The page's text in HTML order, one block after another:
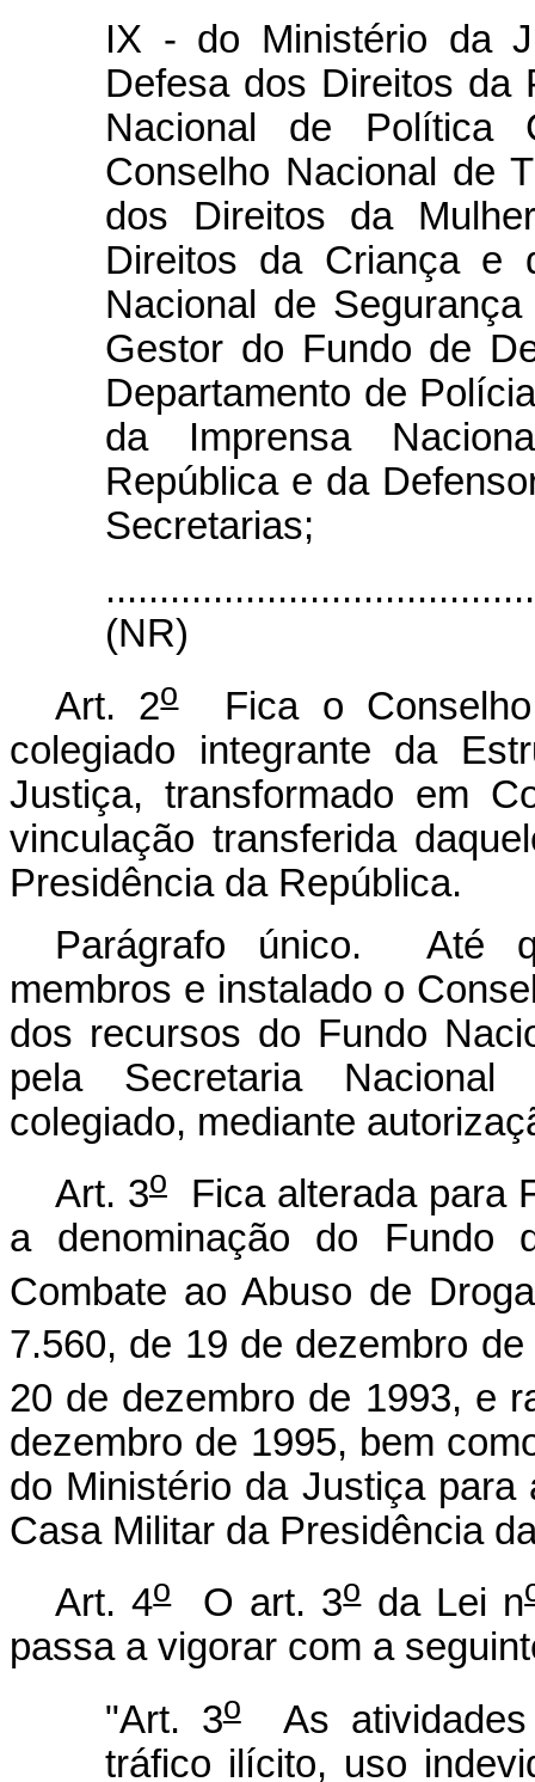
IX - do Ministério da
Defesa dos Direitos da
Nacional de Política
Conselho Nacional de
dos Direitos da
Direitos da Criança e
Nacional de
Gestor do Fundo de
Departamento de
da Imprensa
República e da
Secretarias;
(NR)
Art. 2oFica o Conselho
colegiado integrante da
Justiça, transformado em
vinculação transferida
Presidência da República.
Parágrafo único. Até
membros e instalado o
dos recursos do Fundo
pela Secretaria
colegiado, mediante
Art. 3o
Fica alterada para
a denominação do Fundo
Combate ao Abuso de
7.560, de 19 de dezembro
20 de dezembro de 1993, e
dezembro de 1995, bem
do Ministério da Justiça
Casa Militar da Presidência
Art. 4oO art. 3oda Lei n
passa a vigorar com a
"Art. 3oAs atividades
tráfico ilícito, uso